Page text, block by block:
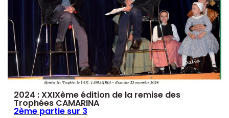
2024 : XXIXème édition de la remise des
Trophées CAMARINA
2ème partie sur 3